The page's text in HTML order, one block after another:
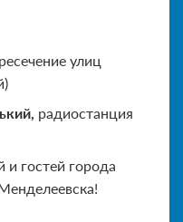
улиц
радиостанция
гостей города